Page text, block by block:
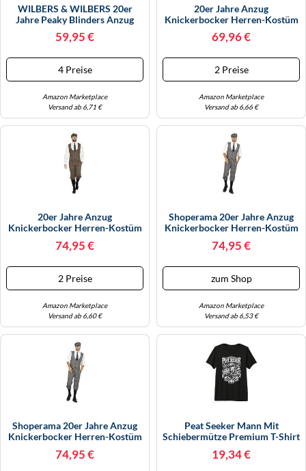
WILBERS & WILBERS 20er
Jahre Peaky Blinders Anzug
Schwarz-Weiß Lange Hose
Weste Mütze Schiebermütze
59,95 €
4 Preise
Amazon Marketplace
Versand ab 6,71 €
20er Jahre Anzug
Knickerbocker Herren-Kostüm
Braun-Beige Weste
Schiebermütze The Roaring
69,96 €
2 Preise
Amazon Marketplace
Versand ab 6,66 €
20er Jahre Anzug
Knickerbocker Herren-Kostüm
Schiebermütze The Roaring
74,95 €
2 Preise
Amazon Marketplace
Versand ab 6,60 €
Shoperama 20er Jahre Anzug
Knickerbocker Herren-Kostüm
Schiebermütze The Roaring
74,95 €
zum Shop
Amazon Marketplace
Versand ab 6,53 €
Shoperama 20er Jahre Anzug
Knickerbocker Herren-Kostüm
Schiebermütze The Roaring
74,95 €
Peat Seeker Mann Mit
Schiebermütze Premium T-Shirt
19,34 €